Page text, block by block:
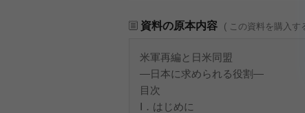
資料の原本内容 ( この資料を購入す
米軍再編と日米同盟
―日本に求められる役割―
目次
Ⅰ．はじめに